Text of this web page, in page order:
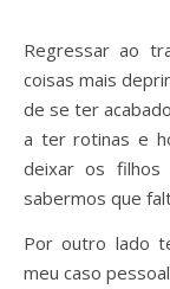
Regressar ao
coisas mais
de se ter
a ter rotinas e
deixar os
sabermos que
Por outro lado
meu caso pessoal